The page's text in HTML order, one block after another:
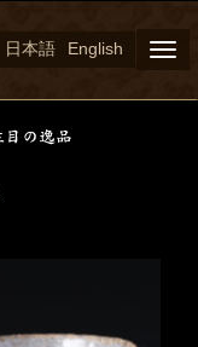
日本語 English